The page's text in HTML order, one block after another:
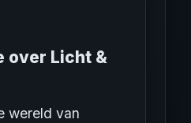
over Licht &
wereld van